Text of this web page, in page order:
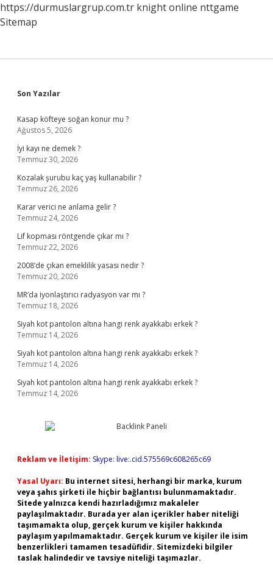
https://durmuslargrup.com.tr knight online nttgame
Sitemap
Sidebar
Son Yazılar
Kasap köfteye soğan konur mu ?
Ağustos 5, 2026
İyi kayı ne demek ?
Temmuz 30, 2026
Kozalak şurubu kaç yaş kullanabilir ?
Temmuz 26, 2026
Karar verici ne anlama gelir ?
Temmuz 24, 2026
Lif kopması röntgende çıkar mı ?
Temmuz 22, 2026
2008’de çıkan emeklilik yasası nedir ?
Temmuz 20, 2026
MR’da iyonlaştırıcı radyasyon var mı ?
Temmuz 18, 2026
Siyah kot pantolon altına hangi renk ayakkabı erkek ?
Temmuz 14, 2026
Siyah kot pantolon altına hangi renk ayakkabı erkek ?
Temmuz 14, 2026
Siyah kot pantolon altına hangi renk ayakkabı erkek ?
Temmuz 14, 2026
Reklam ve İletişim: Skype: live:.cid.575569c608265c69
Yasal Uyarı: Bu internet sitesi, herhangi bir marka, kurum
veya şahıs şirketi ile hiçbir bağlantısı bulunmamaktadır.
Sitede yalnızca kendi hazırladığımız makaleler
paylaşılmaktadır. Burada yer alan içerikler haber niteliği
taşımamakta olup, gerçek kurum ve kişiler hakkında
paylaşım yapılmamaktadır. Gerçek kurum ve kişiler ile isim
benzerlikleri tamamen tesadüfidir. Sitemizdeki bilgiler
taslak halindedir ve tavsiye niteliği taşımazlar.